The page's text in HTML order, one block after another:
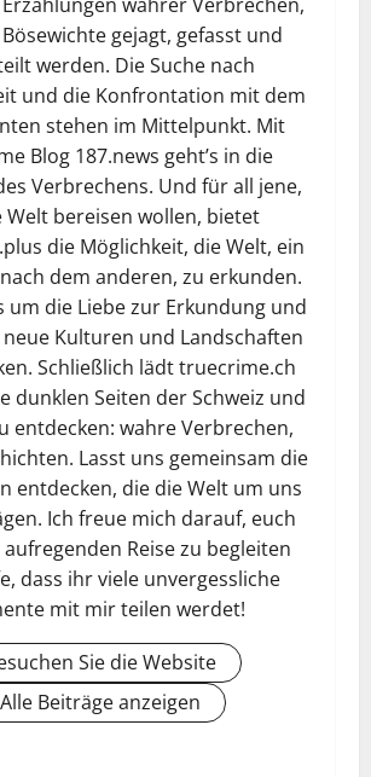
gejagt, gefasst und
werden. Die Suche nach
und die Konfrontation mit dem
stehen im Mittelpunkt. Mit
Blog 187.news geht’s in die
Verbrechens. Und für all jene,
Welt bereisen wollen, bietet
die Möglichkeit, die Welt, ein
dem anderen, zu erkunden.
um die Liebe zur Erkundung und
neue Kulturen und Landschaften
Schließlich lädt truecrime.ch
dunklen Seiten der Schweiz und
entdecken: wahre Verbrechen,
Lasst uns gemeinsam die
entdecken, die die Welt um uns
Ich freue mich darauf, euch
Reise zu begleiten
dass ihr viele unvergessliche
mit mir teilen werdet!
Sie die Website
Alle Beiträge anzeigen